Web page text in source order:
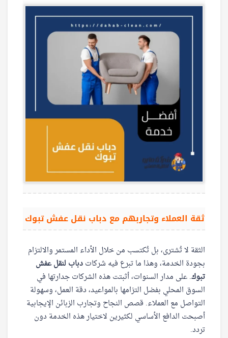
ثقة العملاء وتجاربهم مع دباب نقل عفش تبوك
الثقة لا تُشترى، بل تُكتسب من خلال الأداء المستمر والالتزام
بجودة الخدمة، وهذا ما تبرع فيه شركاتدباب لنقل عفش
تبوك. على مدار السنوات، أثبتت هذه الشركات جدارتها في
السوق المحلي بفضل التزامها بالمواعيد، دقة العمل، وسهولة
التواصل مع العملاء. قصص النجاح وتجارب الزبائن الإيجابية
أصبحت الدافع الأساسي لكثيرين لاختيار هذه الخدمة دون
تردد.